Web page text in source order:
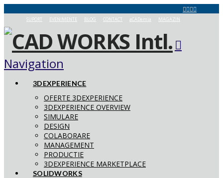
SUPORT EVENIMENTE BLOG CONTACT aCADemia MAGAZIN
Navigation
3DEXPERIENCE
OFERTE 3DEXPERIENCE
3DEXPERIENCE OVERVIEW
SIMULARE
DESIGN
COLABORARE
MANAGEMENT
PRODUCTIE
3DEXPERIENCE MARKETPLACE
SOLIDWORKS